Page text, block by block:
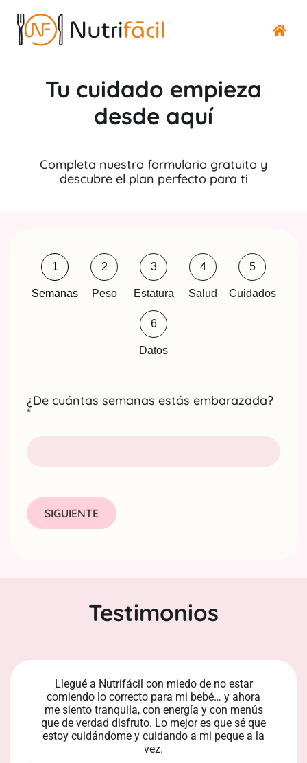
Tu cuidado empieza
desde aquí
Completa nuestro formulario gratuito y
descubre el plan perfecto para ti
1
Semanas
2
Peso
3
Estatura
4
Salud
5
Cuidados
6
Datos
¿De cuántas semanas estás embarazada?
*
SIGUIENTE
Testimonios
Llegué a Nutrifácil con miedo de no estar
comiendo lo correcto para mi bebé… y ahora
me siento tranquila, con energía y con menús
que de verdad disfruto. Lo mejor es que sé que
estoy cuidándome y cuidando a mi peque a la
vez.